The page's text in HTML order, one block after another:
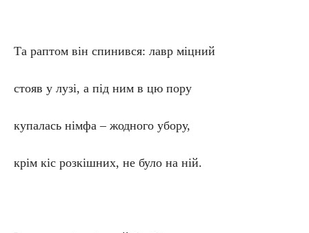
Та раптом він спинився: лавр міцний
стояв у лузі, а під ним в цю пору
купалась німфа – жодного убору,
крім кіс розкішних, не було на ній.